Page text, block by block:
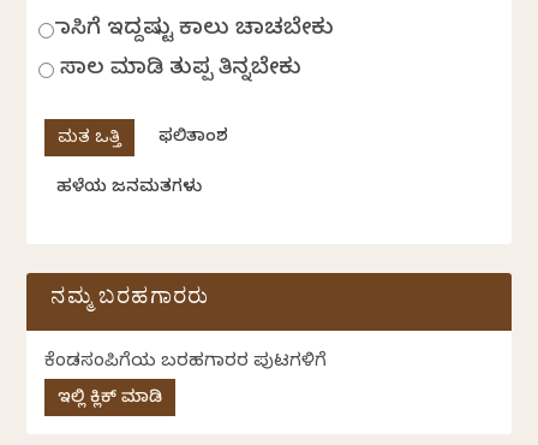
ಹಾಸಿಗೆ ಇದ್ದಷ್ಟು ಕಾಲು ಚಾಚಬೇಕು
ಸಾಲ ಮಾಡಿ ತುಪ್ಪ ತಿನ್ನಬೇಕು
ಫಲಿತಾಂಶ
ಹಳೆಯ ಜನಮತಗಳು
ನಮ್ಮ ಬರಹಗಾರರು
ಕೆಂಡಸಂಪಿಗೆಯ ಬರಹಗಾರರ ಪುಟಗಳಿಗೆ
ಇಲ್ಲಿ ಕ್ಲಿಕ್ ಮಾಡಿ